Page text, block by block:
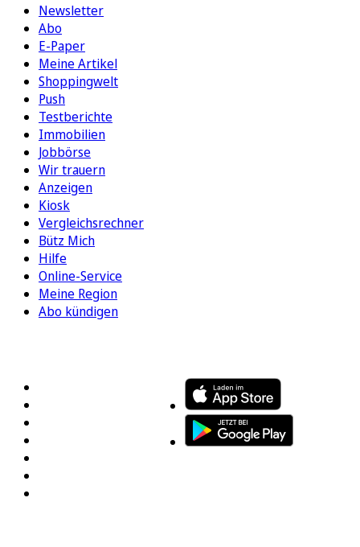
Newsletter
Abo
E-Paper
Meine Artikel
Shoppingwelt
Push
Testberichte
Immobilien
Jobbörse
Wir trauern
Anzeigen
Kiosk
Vergleichsrechner
Bütz Mich
Hilfe
Online-Service
Meine Region
Abo kündigen